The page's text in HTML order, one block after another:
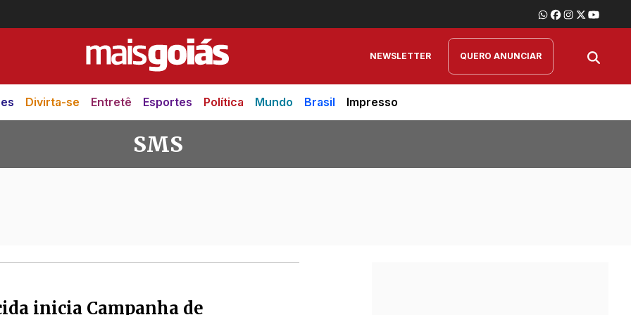
NEWSLETTER QUERO ANUNCIAR
Divirta-se Entretê Esportes Política Mundo Brasil Impresso
SMS
inicia Campanha de